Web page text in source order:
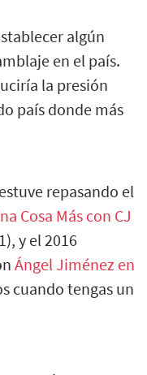
algún
en el país.
la presión
país donde más
repasando el
Cosa Más con CJ
y el 2016
Ángel Jiménez en
cuando tengas un